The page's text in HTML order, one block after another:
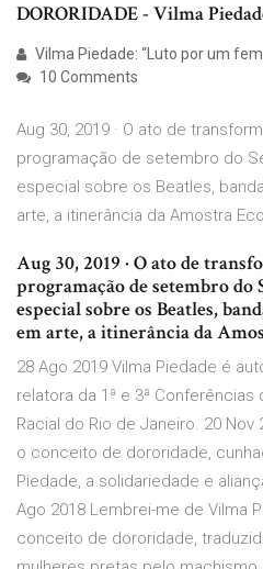
DORORIDADE - Vilma
Vilma Piedade: “Luto por um
10 Comments
Aug 30, 2019 · O ato de
programação de setembro do
especial sobre os Beatles,
arte, a itinerância da Amostra
Aug 30, 2019 · O ato de
programação de setembro do
especial sobre os Beatles,
em arte, a itinerância da
28 Ago 2019 Vilma Piedade é
relatora da 1ª e 3ª
Racial do Rio de Janeiro. 20
o conceito de dororidade,
Piedade, a solidariedade e
Ago 2018 Lembrei-me de Vilma
conceito de dororidade,